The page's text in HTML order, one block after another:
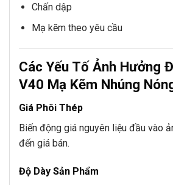
Chấn dập
Mạ kẽm theo yêu cầu
Các Yếu Tố Ảnh Hưởng
V40 Mạ Kẽm Nhúng
Giá Phôi Thép
Biến động giá nguyên liệu đầu vào
đến giá bán.
Độ Dày Sản Phẩm